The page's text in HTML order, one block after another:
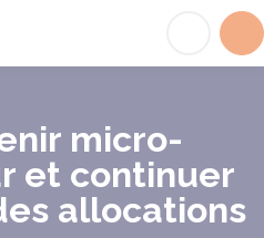
micro-
et continuer
allocations